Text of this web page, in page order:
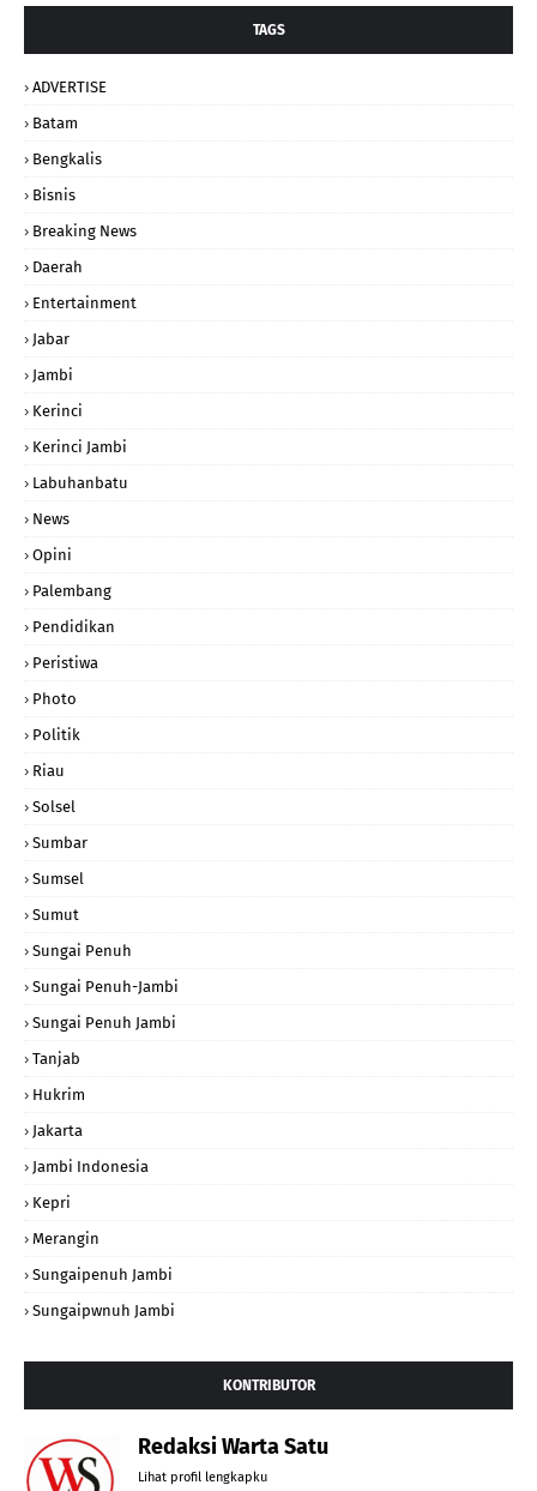
TAGS
ADVERTISE
Batam
Bengkalis
Bisnis
Breaking News
Daerah
Entertainment
Jabar
Jambi
Kerinci
Kerinci Jambi
Labuhanbatu
News
Opini
Palembang
Pendidikan
Peristiwa
Photo
Politik
Riau
Solsel
Sumbar
Sumsel
Sumut
Sungai Penuh
Sungai Penuh-Jambi
Sungai Penuh Jambi
Tanjab
Hukrim
Jakarta
Jambi Indonesia
Kepri
Merangin
Sungaipenuh Jambi
Sungaipwnuh Jambi
KONTRIBUTOR
Redaksi Warta Satu
Lihat profil lengkapku